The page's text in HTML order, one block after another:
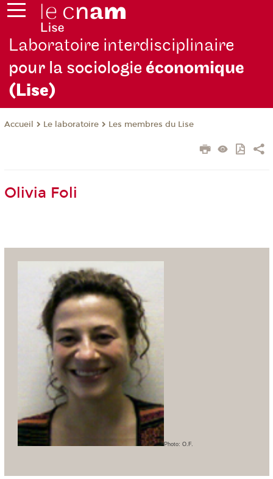
Laboratoire interdisciplinaire
pour la sociologieéconomique
(Lise)
Accueil Le laboratoire Les membres du Lise
Olivia Foli
Photo: O.F.